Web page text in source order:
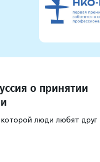
о принятии
люди любят друг